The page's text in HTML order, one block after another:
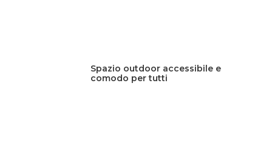
Spazio outdoor accessibile e
comodo per tutti